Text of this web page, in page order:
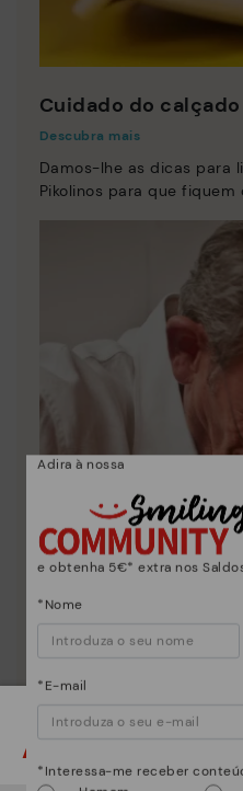
Cuidado do calçado
Descubra mais
Damos-lhe as dicas para
Pikolinos para que
Essência Pikolinos
Atenção!
Adira à nossa
e obtenha 5€* extra nos
*Nome
*E-mail
*Interessa-me receber